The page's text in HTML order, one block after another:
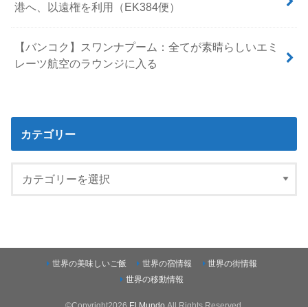
港へ、以遠権を利用（EK384便）
【バンコク】スワンナプーム：全てが素晴らしいエミ
レーツ航空のラウンジに入る
カテゴリー
世界の美味しいご飯 世界の宿情報
世界の街情報
世界の移動情報